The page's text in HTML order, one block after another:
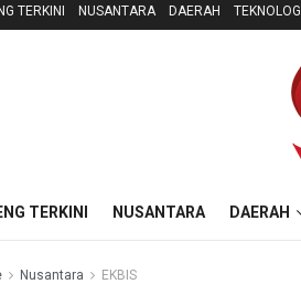
TERKINI NUSANTARA DAERAH TEKNOLOGI
TERKINI NUSANTARA DAERAH
Nusantara EKBIS